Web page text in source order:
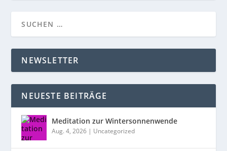
NEWSLETTER
NEUESTE BEITRÄGE
Meditation zur Wintersonnenwende
Aug. 4, 2026 | Uncategorized